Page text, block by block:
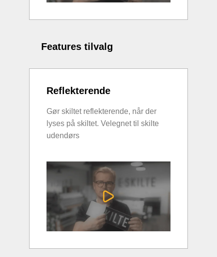
Features tilvalg
Reflekterende
Gør skiltet reflekterende, når der
lyses på skiltet. Velegnet til skilte
udendørs